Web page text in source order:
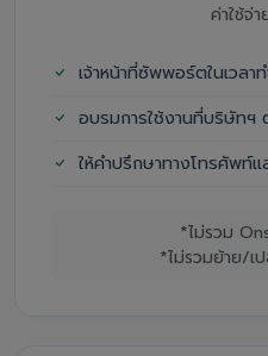
ค่าใช้จ่
เจ้าหน้าที่ซัพพอร์ตในเวล
อบรมการใช้งานที่บริษัทฯ
ให้คำปรึกษาทางโทรศัพท์แ
*ไม่รวม
*ไม่รวมย้าย/เ